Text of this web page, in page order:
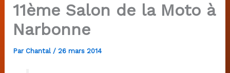
11ème Salon de la Moto à
Narbonne
Par Chantal / 26 mars 2014